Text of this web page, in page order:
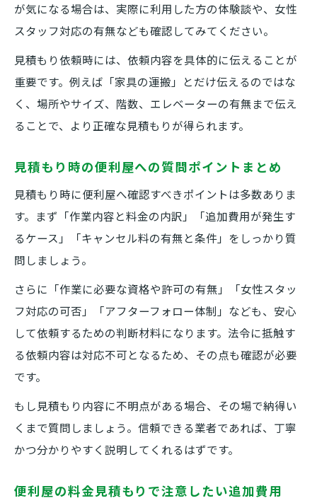
が気になる場合は、実際に利用した方の体験談や、女性
スタッフ対応の有無なども確認してみてください。
見積もり依頼時には、依頼内容を具体的に伝えることが
重要です。例えば「家具の運搬」とだけ伝えるのではな
く、場所やサイズ、階数、エレベーターの有無まで伝え
ることで、より正確な見積もりが得られます。
見積もり時の便利屋への質問ポイントまとめ
見積もり時に便利屋へ確認すべきポイントは多数ありま
す。まず「作業内容と料金の内訳」「追加費用が発生す
るケース」「キャンセル料の有無と条件」をしっかり質
問しましょう。
さらに「作業に必要な資格や許可の有無」「女性スタッ
フ対応の可否」「アフターフォロー体制」なども、安心
して依頼するための判断材料になります。法令に抵触す
る依頼内容は対応不可となるため、その点も確認が必要
です。
もし見積もり内容に不明点がある場合、その場で納得い
くまで質問しましょう。信頼できる業者であれば、丁寧
かつ分かりやすく説明してくれるはずです。
便利屋の料金見積もりで注意したい追加費用